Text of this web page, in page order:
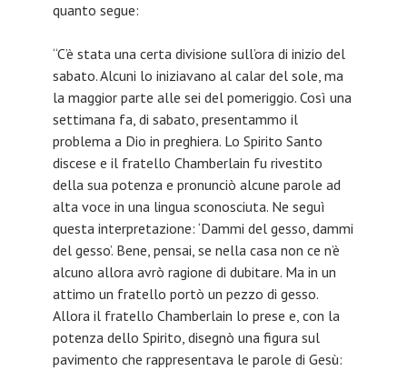
quanto segue:
“C’è stata una certa divisione sull’ora di inizio del
sabato. Alcuni lo iniziavano al calar del sole, ma
la maggior parte alle sei del pomeriggio. Così una
settimana fa, di sabato, presentammo il
problema a Dio in preghiera. Lo Spirito Santo
discese e il fratello Chamberlain fu rivestito
della sua potenza e pronunciò alcune parole ad
alta voce in una lingua sconosciuta. Ne seguì
questa interpretazione: ‘Dammi del gesso, dammi
del gesso’. Bene, pensai, se nella casa non ce n’è
alcuno allora avrò ragione di dubitare. Ma in un
attimo un fratello portò un pezzo di gesso.
Allora il fratello Chamberlain lo prese e, con la
potenza dello Spirito, disegnò una figura sul
pavimento che rappresentava le parole di Gesù: